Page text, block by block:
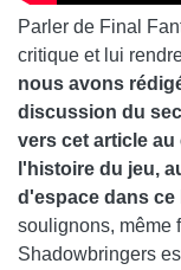
Parler de Final
critique et lui
nous avons
discussion du
vers cet article
l'histoire du jeu,
d'espace dans ce
soulignons, même
Shadowbringers